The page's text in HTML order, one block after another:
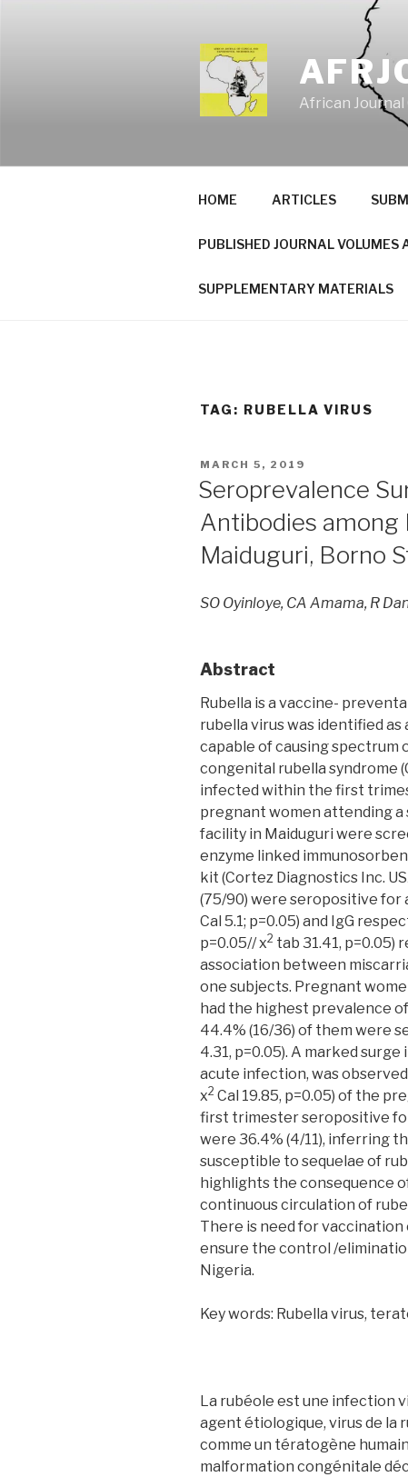
African
HOME ARTICLES
PUBLISHED JOURNAL VOLUMES
SUPPLEMENTARY MATERIALS
TAG: RUBELLA VIRUS
POSTED
MARCH 5, 2019
Seroprevalence
Antibodies among
Maiduguri, Borno
SO Oyinloye, CA Amama, R
Abstract
Rubella is a vaccine-
rubella virus was identified
capable of causing spectrum
congenital rubella syndrome
infected within the first
pregnant women attending a
facility in Maiduguri were
enzyme linked
kit (Cortez Diagnostics Inc.
(75/90) were seropositive for
Cal 5.1; p=0.05) and IgG
p=0.05// x2 tab 31.41, p=0.05)
association between
one subjects. Pregnant
had the highest prevalence
44.4% (16/36) of them were
4.31, p=0.05). A marked
acute infection, was observed
x2 Cal 19.85, p=0.05) of the
first trimester seropositive
were 36.4% (4/11), inferring
susceptible to sequelae of
highlights the consequence
continuous circulation of
There is need for
ensure the control /
Nigeria.
Key words: Rubella virus,
La rubéole est une infection
agent étiologique, virus de la
comme un tératogène
malformation congénitale